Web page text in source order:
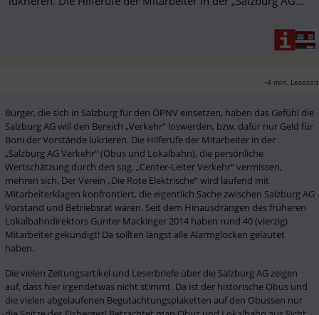
~4 min. Lesezeit
Bürger, die sich in Salzburg für den ÖPNV einsetzen, haben das Gefühl die
Salzburg AG will den Bereich „Verkehr“ loswerden, bzw. dafür nur Geld für
Boni der Vorstände lukrieren. Die Hilferufe der Mitarbeiter in der
„Salzburg AG Verkehr“ (Obus und Lokalbahn), die persönliche
Wertschätzung durch den sog. „Center-Leiter Verkehr“ vermissen,
mehren sich. Der Verein „Die Rote Elektrische“ wird laufend mit
Mitarbeiterklagen konfrontiert, die eigentlich Sache zwischen Salzburg AG
Vorstand und Betriebsrat wären. Seit dem Hinausdrängen des früheren
Lokalbahndirektors Gunter Mackinger 2014 haben rund 40 (vierzig)
Mitarbeiter gekündigt! Da sollten längst alle Alarmglocken geläutet
haben.
Die vielen Zeitungsartikel und Leserbriefe über die Salzburg AG zeigen
auf, dass hier irgendetwas nicht stimmt. Da ist der historische Obus und
die vielen abgelaufenen Begutachtungsplaketten auf den Obussen nur